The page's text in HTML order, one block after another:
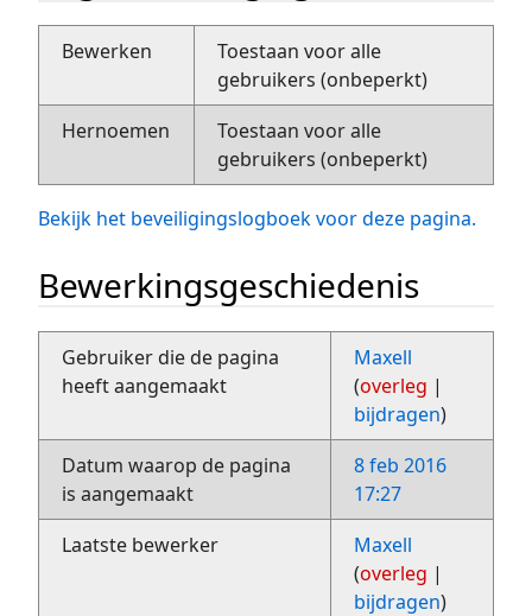
Bewerken
Toestaan voor alle
gebruikers (onbeperkt)
Hernoemen
Toestaan voor alle
gebruikers (onbeperkt)
Bekijk het beveiligingslogboek voor deze pagina.
Bewerkingsgeschiedenis
Gebruiker die de pagina
heeft aangemaakt
Maxell
(overleg |
bijdragen)
Datum waarop de pagina
is aangemaakt
8 feb 2016
17:27
Laatste bewerker
Maxell
(overleg |
bijdragen)